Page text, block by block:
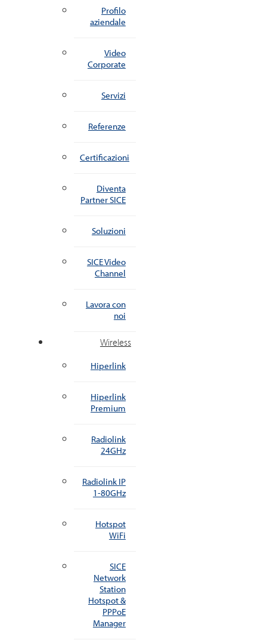
Profilo
aziendale
Video
Corporate
Servizi
Referenze
Certificazioni
Diventa
Partner SICE
Soluzioni
SICE Video
Channel
Lavora con
noi
Wireless
Hiperlink
Hiperlink
Premium
Radiolink
24GHz
Radiolink IP
1-80GHz
Hotspot
WiFi
SICE
Network
Station
Hotspot &
PPPoE
Manager